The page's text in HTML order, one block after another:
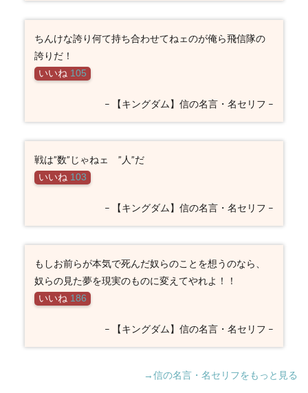
名セリ
3.11
桓騎
名言・
3.12
廉頗
フ
3.13
李牧
（りぼ
く）の
ちんけな誇り何て持ち合わせてねェのが俺ら飛信隊の
誇りだ！
いいね 105
– 【キングダム】信の名言・名セリフ –
戦は”数”じゃねェ ”人”だ
いいね 103
– 【キングダム】信の名言・名セリフ –
もしお前らが本気で死んだ奴らのことを想うのなら、
奴らの見た夢を現実のものに変えてやれよ！！
いいね 186
– 【キングダム】信の名言・名セリフ –
→信の名言・名セリフをもっと見る